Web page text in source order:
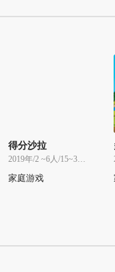
得分沙拉
2019年/2 ~6人/15~30分
家庭游戏